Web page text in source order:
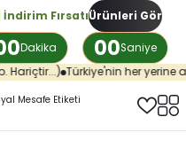
Fırsatı
Dakika 00Saniye
Ürünleri Gör
Türkiye'nin her yerine